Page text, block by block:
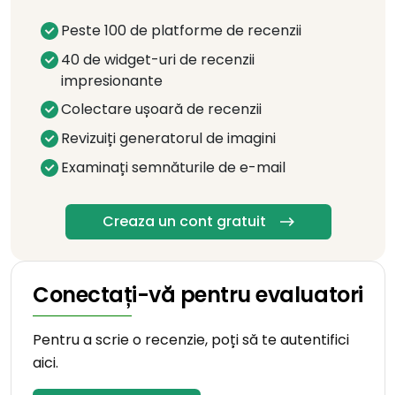
Peste 100 de platforme de recenzii
40 de widget-uri de recenzii
impresionante
Colectare ușoară de recenzii
Revizuiți generatorul de imagini
Examinați semnăturile de e-mail
Creaza un cont gratuit
Conectați-vă pentru evaluatori
Pentru a scrie o recenzie, poți să te autentifici
aici.